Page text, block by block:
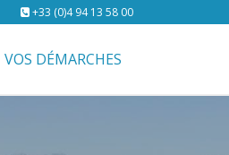
+33 (0)4 94 13 58 00
VOS DÉMARCHES